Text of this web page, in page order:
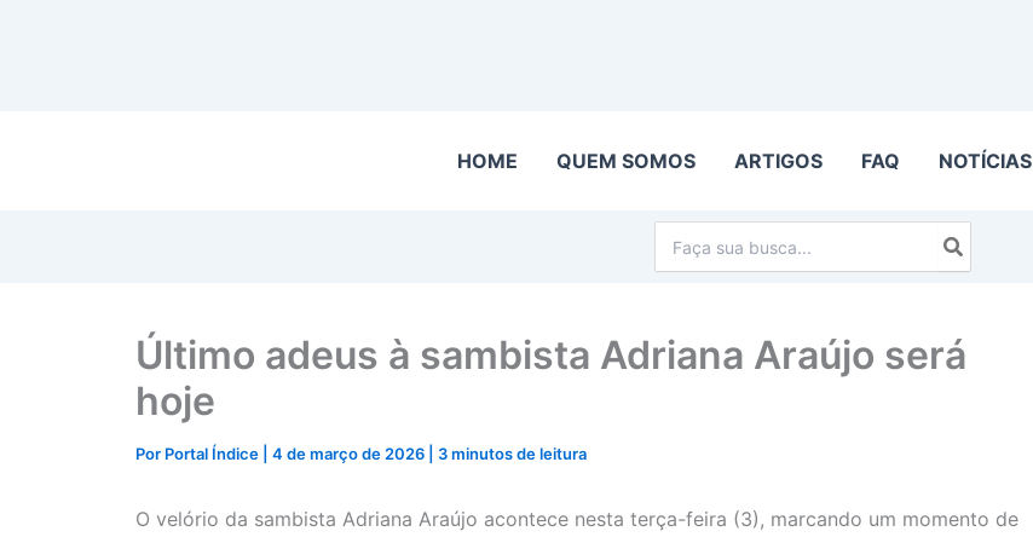
HOME QUEM SOMOS ARTIGOS FAQ NOTÍCIAS
Último adeus à sambista Adriana Araújo será
hoje
Por Portal Índice 4 de março de 2026 3 minutos de leitura
O velório da sambista Adriana Araújo acontece nesta terça-feira (3), marcando um momento de